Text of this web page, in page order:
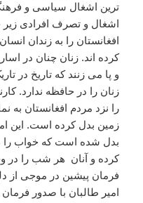
ترین اشغال سیاسی و
اشغال و تصرف افرادی
افغانستان را به زندان
کرده اند. زنان چنان در
و پا می زنند که تاریخ در
زنان را در حافظه ندارد.
را نزد مردم افغانستان به
زمین بدل کرده است. این
بدل شده است که خواب را
کرده و آنان هر شب را در
فرمان پیشین در موجی از
امیر طالبان با صدور